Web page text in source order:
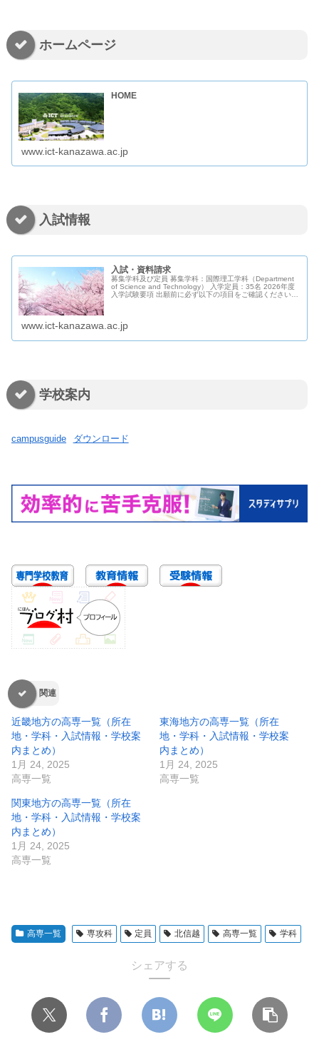
ホームページ
HOME
www.ict-kanazawa.ac.jp
入試情報
入試・資料請求
募集学科及び定員 募集学科：国際理工学科（Department
of Science and Technology） 入学定員：35名 2026年度
入学試験要項 出願前に必ず以下の項目をご確認ください。
www.ict-kanazawa.ac.jp
学校案内
campusguide ダウンロード
関連
近畿地方の高専一覧（所在
地・学科・入試情報・学校案
内まとめ）
1月 24, 2025
高専一覧
東海地方の高専一覧（所在
地・学科・入試情報・学校案
内まとめ）
1月 24, 2025
高専一覧
関東地方の高専一覧（所在
地・学科・入試情報・学校案
内まとめ）
1月 24, 2025
高専一覧
高専一覧 専攻科 定員 北信越 高専一覧 学科
シェアする